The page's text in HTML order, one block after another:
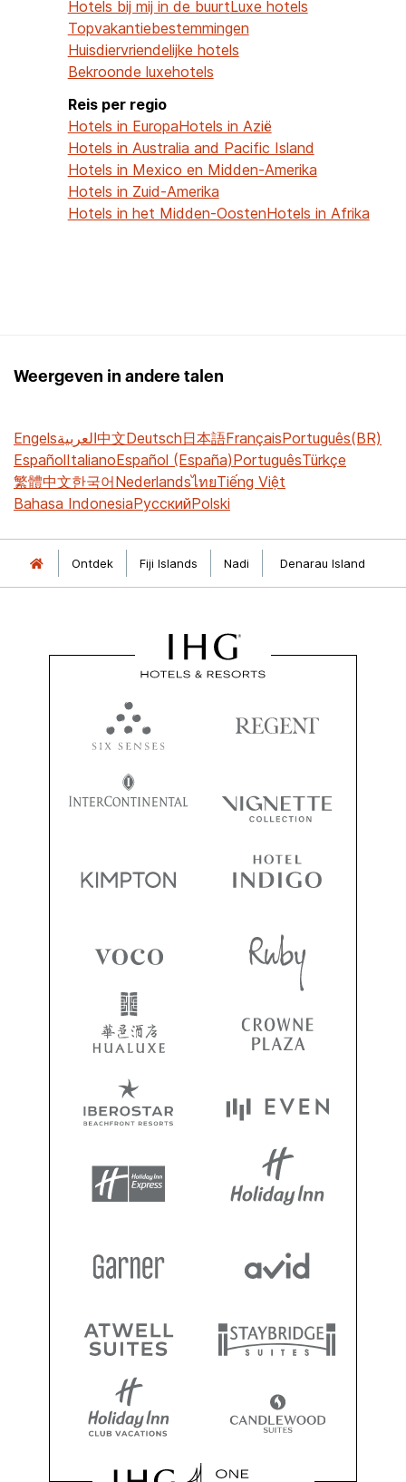
Hotels bij mij in de buurtLuxe hotels
Topvakantiebestemmingen
Huisdiervriendelijke hotels
Bekroonde luxehotels
Reis per regio
Hotels in EuropaHotels in Azië
Hotels in Australia and Pacific Island
Hotels in Mexico en Midden-Amerika
Hotels in Zuid-Amerika
Hotels in het Midden-OostenHotels in Afrika
Weergeven in andere talen
Engelsالعربية中文Deutsch日本語FrançaisPortuguês(BR)
EspañolItalianoEspañol (España)PortuguêsTürkçe
繁體中文한국어NederlandsไทยTiếng Việt
Bahasa IndonesiaРусскийPolski
Ontdek Fiji Islands Nadi Denarau Island